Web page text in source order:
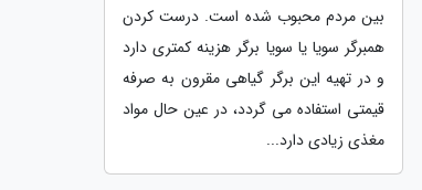
بین مردم محبوب شده است. درست کردن
همبرگر سویا یا سویا برگر هزینه کمتری دارد
و در تهیه این برگر گیاهی مقرون به صرفه
قیمتی استفاده می گردد، در عین حال مواد
مغذی زیادی دارد...